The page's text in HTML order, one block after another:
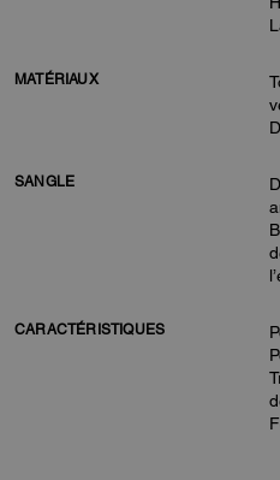
MATÉRIAUX
SANGLE
CARACTÉRISTIQUES